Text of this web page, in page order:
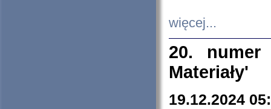
więcej...
20. numer
Materiały'
19.12.2024